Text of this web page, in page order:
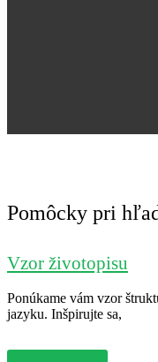
Pomôcky pri
Vzor životopisu
Ponúkame vám vzor
jazyku. Inšpirujte sa,